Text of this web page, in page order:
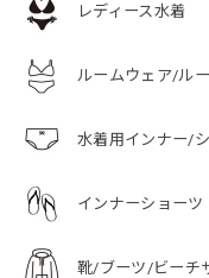
レディース水着
ルームウェア/ル
水着用インナー/
インナーショーツ
靴/ブーツ/ビーチ